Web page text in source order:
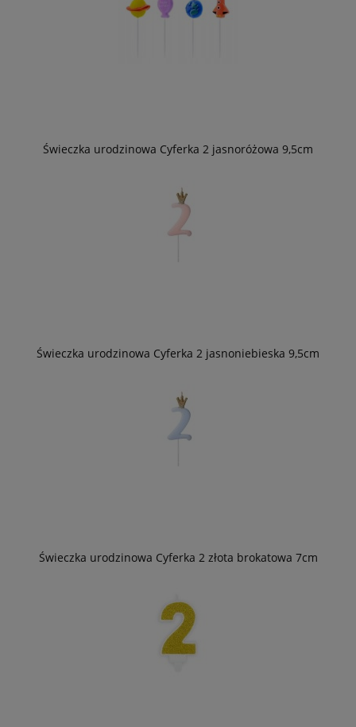
Świeczka urodzinowa Cyferka 2 jasnoróżowa 9,5cm
Świeczka urodzinowa Cyferka 2 jasnoniebieska 9,5cm
Świeczka urodzinowa Cyferka 2 złota brokatowa 7cm